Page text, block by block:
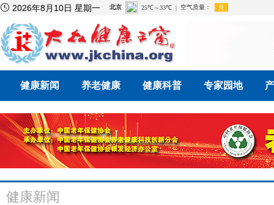
 2026年8月10日 星期一
健康新闻 养老健康 健康科普 专家园地
健康新闻